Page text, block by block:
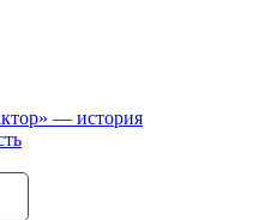
— история